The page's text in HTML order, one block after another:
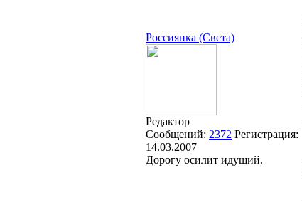
Россиянка (Света)
Редактор
Сообщений: 2372 Регистрация:
14.03.2007
Дорогу осилит идущий.